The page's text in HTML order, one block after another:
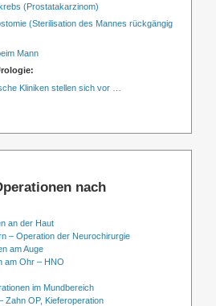
(Prostatakarzinom)
(Sterilisation des Mannes rückgängig
Mann
Kliniken stellen sich vor …
nach
an der Haut
– Operation der Neurochirurgie
am Auge
am Ohr – HNO
im Mundbereich
Zahn OP, Kieferoperation